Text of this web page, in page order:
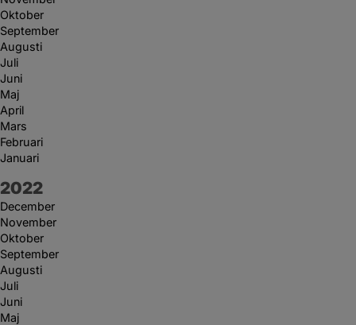
Oktober
September
Augusti
Juli
Juni
Maj
April
Mars
Februari
Januari
År:
2022
December
November
Oktober
September
Augusti
Juli
Juni
Maj